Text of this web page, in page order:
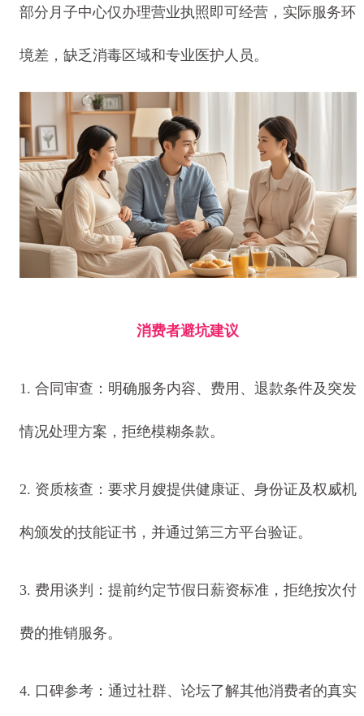
部分月子中心仅办理营业执照即可经营，实际服务环
境差，缺乏消毒区域和专业医护人员。
消费者避坑建议
1. 合同审查：明确服务内容、费用、退款条件及突发
情况处理方案，拒绝模糊条款。
2. 资质核查：要求月嫂提供健康证、身份证及权威机
构颁发的技能证书，并通过第三方平台验证。
3. 费用谈判：提前约定节假日薪资标准，拒绝按次付
费的推销服务。
4. 口碑参考：通过社群、论坛了解其他消费者的真实